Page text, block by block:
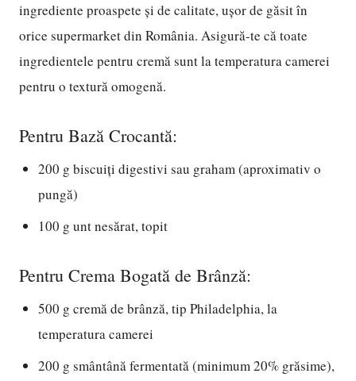
ingrediente proaspete și de calitate, ușor de găsit în
orice supermarket din România. Asigură-te că toate
ingredientele pentru cremă sunt la temperatura camerei
pentru o textură omogenă.
Pentru Bază Crocantă:
200 g biscuiți digestivi sau graham (aproximativ o
pungă)
100 g unt nesărat, topit
Pentru Crema Bogată de Brânză:
500 g cremă de brânză, tip Philadelphia, la
temperatura camerei
200 g smântână fermentată (minimum 20% grăsime),